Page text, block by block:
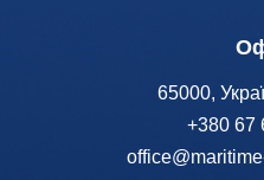
65000,
+380 67